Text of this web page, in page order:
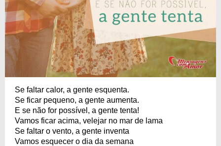
Se faltar calor, a gente esquenta.
Se ficar pequeno, a gente aumenta.
E se não for possível, a gente tenta!
Vamos ficar acima, velejar no mar de lama
Se faltar o vento, a gente inventa
Vamos esquecer o dia da semana